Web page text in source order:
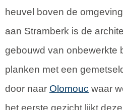
heuvel boven de
aan Stramberk is de
gebouwd van onbewerkte
planken met een
door naar Olomouc waar